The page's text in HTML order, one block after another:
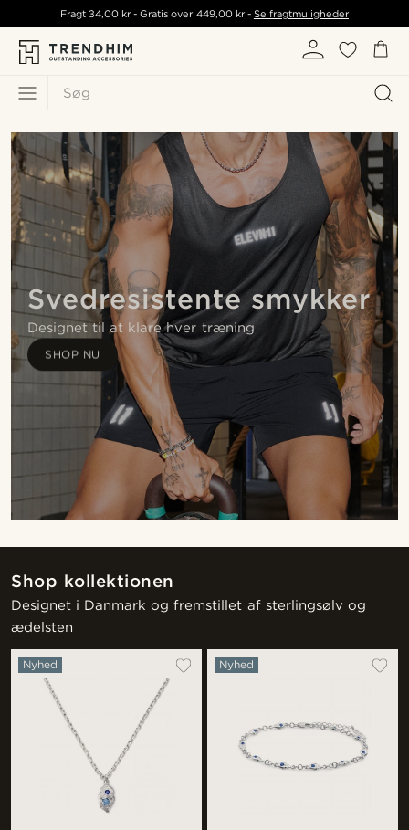
Søg
Fragt34,00 kr - Gratis over 449,00 kr- Se fragtmuligheder
Svedresistente smykker
Designet til at klare hver træning
SHOP NU
Shop kollektionen
Designet i Danmark og fremstillet af sterlingsølv og
ædelsten
Nyhed Nyhed